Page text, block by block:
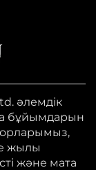
әлемдік
бұйымдарын
жылы
және мата